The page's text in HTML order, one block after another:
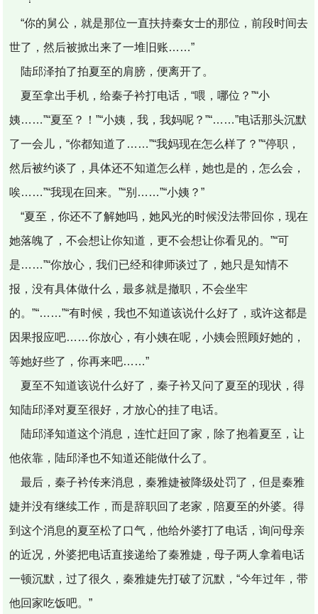
“你的舅公，就是那位一直扶持秦女士的那位，前段时间去
世了，然后被掀出来了一堆旧账……”
陆邱泽拍了拍夏至的肩膀，便离开了。
夏至拿出手机，给秦子衿打电话，“喂，哪位？”“小
姨……”“夏至？！”“小姨，我，我妈呢？”“……”电话那头沉默
了一会儿，“你都知道了……”“我妈现在怎么样了？”“停职，
然后被约谈了，具体还不知道怎么样，她也是的，怎么会，
唉……”“我现在回来。”“别……”“小姨？”
“夏至，你还不了解她吗，她风光的时候没法带回你，现在
她落魄了，不会想让你知道，更不会想让你看见的。”“可
是……”“你放心，我们已经和律师谈过了，她只是知情不
报，没有具体做什么，最多就是撤职，不会坐牢
的。”“……”“有时候，我也不知道该说什么好了，或许这都是
因果报应吧……你放心，有小姨在呢，小姨会照顾好她的，
等她好些了，你再来吧……”
夏至不知道该说什么好了，秦子衿又问了夏至的现状，得
知陆邱泽对夏至很好，才放心的挂了电话。
陆邱泽知道这个消息，连忙赶回了家，除了抱着夏至，让
他依靠，陆邱泽也不知道还能做什么了。
最后，秦子衿传来消息，秦雅婕被降级处罚了，但是秦雅
婕并没有继续工作，而是辞职回了老家，陪夏至的外婆。得
到这个消息的夏至松了口气，他给外婆打了电话，询问母亲
的近况，外婆把电话直接递给了秦雅婕，母子两人拿着电话
一顿沉默，过了很久，秦雅婕先打破了沉默，“今年过年，带
他回家吃饭吧。”